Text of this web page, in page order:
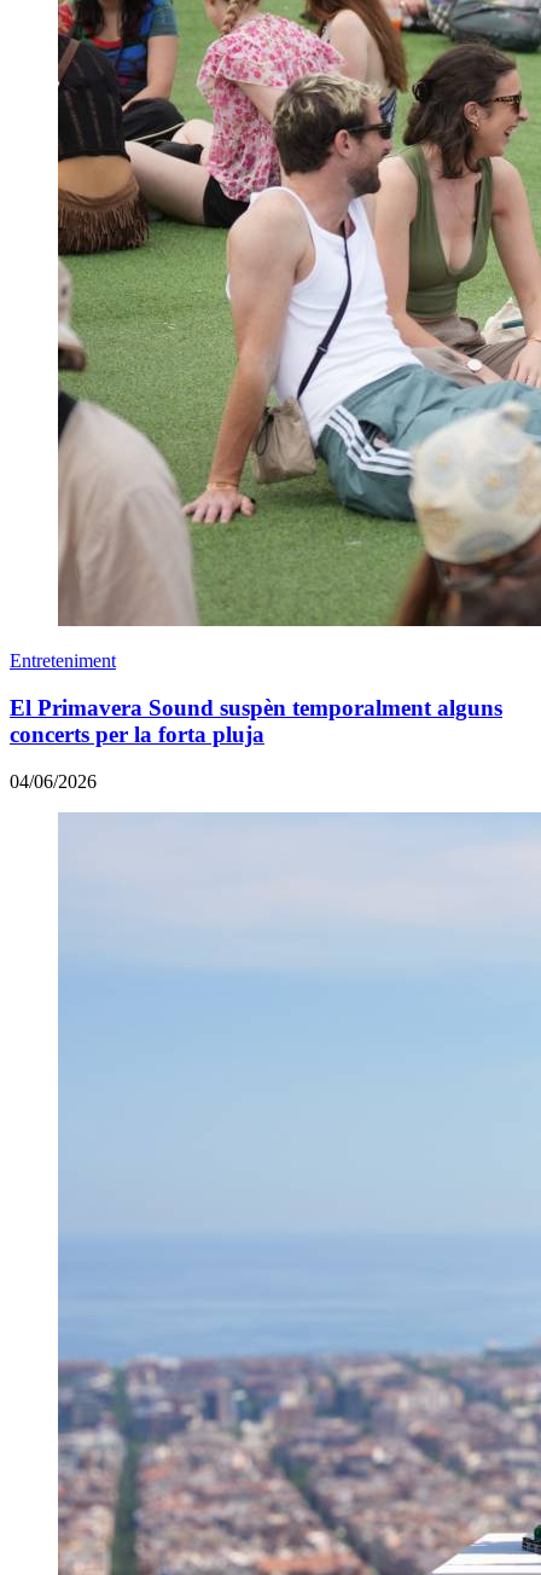
Entreteniment
El Primavera Sound suspèn temporalment alguns
concerts per la forta pluja
04/06/2026